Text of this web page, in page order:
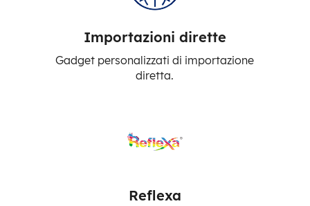
Importazioni dirette
Gadget personalizzati di importazione
diretta.
Reflexa